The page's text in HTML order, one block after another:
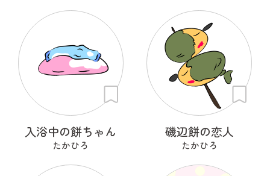
入浴中の餅ちゃん
たかひろ
磯辺餅の恋人
たかひろ